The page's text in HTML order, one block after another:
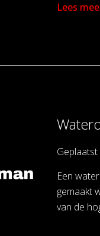
Lees
Geplaatst
Een
gemaakt
van de